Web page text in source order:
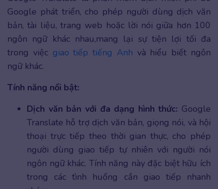
Google phát triển, cho phép người dùng dịch văn
bản, tài liệu, trang web hoặc lời nói giữa hơn 100
ngôn ngữ khác nhau,mang lại sự tiện lợi tối đa
trong việc giao tiếp tiếng Anh và hiểu biết ngôn
ngữ khác.
Tính năng nổi bật:
Dịch văn bản với đa dạng hình thức: Google
Translate hỗ trợ dịch văn bản, giọng nói, và hội
thoại trực tiếp theo thời gian thực, cho phép
người dùng giao tiếp tự nhiên với người nói
ngôn ngữ khác. Tính năng này đặc biệt hữu ích
trong các tình huống cần giao tiếp nhanh